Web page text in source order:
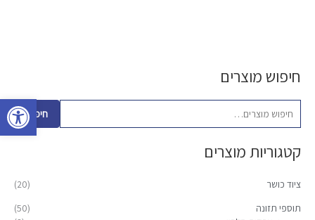
פתח
חיפוש מוצרים
ח
ו
ש
ב
ו
חיפוש
קטגוריות מוצרים
ציוד כושר
(20)
תוספי תזונה
(50)